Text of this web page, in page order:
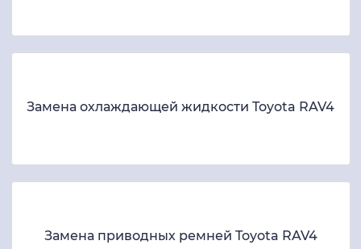
Замена охлаждающей жидкости Toyota RAV4
Замена приводных ремней Toyota RAV4